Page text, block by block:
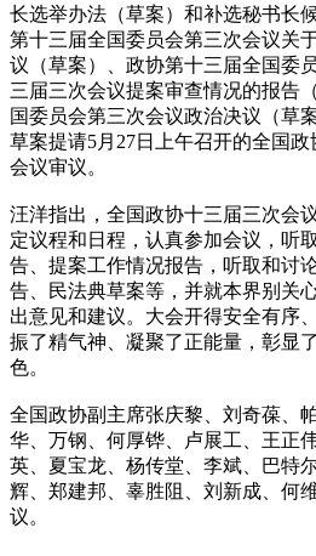
长选举办法（草案）和补选秘书长
第十三届全国委员会第三次会议关
议（草案）、政协第十三届全国委
三届三次会议提案审查情况的报告
国委员会第三次会议政治决议（草
草案提请5月27日上午召开的全国
会议审议。
汪洋指出，全国政协十三届三次会
定议程和日程，认真参加会议，听
告、提案工作情况报告，听取和讨
告、民法典草案等，并就本界别关
出意见和建议。大会开得安全有序
振了精气神、凝聚了正能量，彰显
色。
全国政协副主席张庆黎、刘奇葆、
华、万钢、何厚铧、卢展工、王正
英、夏宝龙、杨传堂、李斌、巴特
辉、郑建邦、辜胜阻、刘新成、何
议。